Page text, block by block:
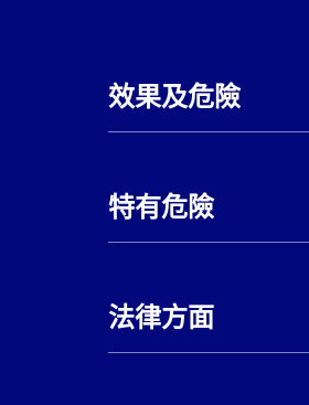
效果及危險
特有危險
法律方面